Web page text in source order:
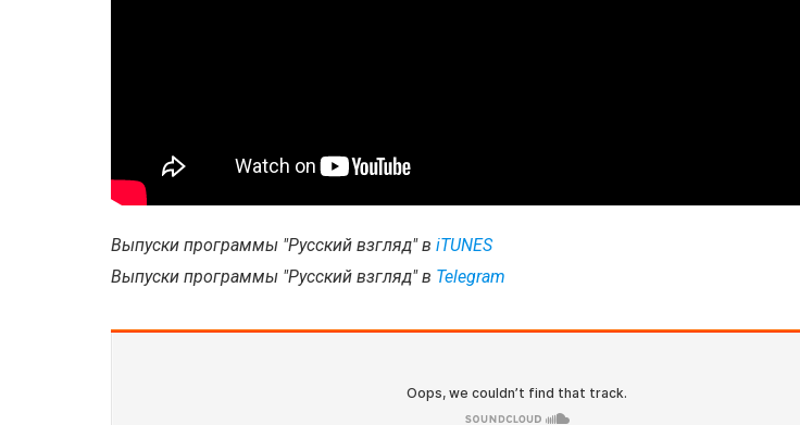
Выпуски программы "Русский взгляд" в iTUNES
Выпуски программы "Русский взгляд" в Telegram